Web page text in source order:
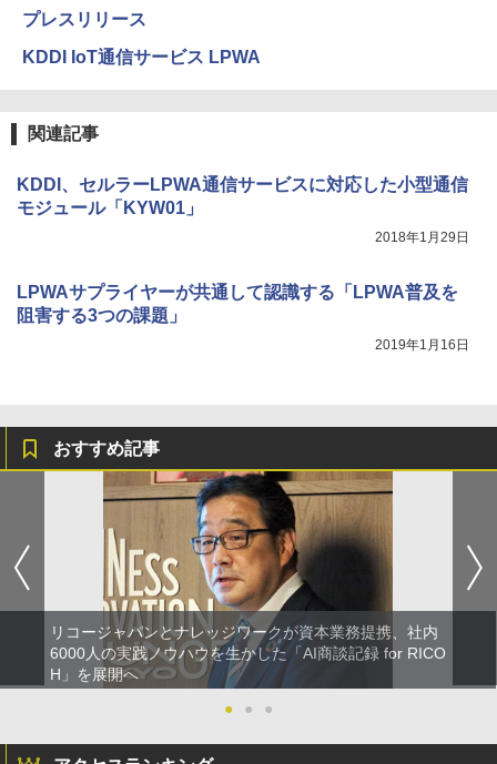
プレスリリース
KDDI IoT通信サービス LPWA
関連記事
KDDI、セルラーLPWA通信サービスに対応した小型通信
モジュール「KYW01」
2018年1月29日
LPWAサプライヤーが共通して認識する「LPWA普及を
阻害する3つの課題」
2019年1月16日
おすすめ記事
リコージャパンとナレッジワークが資本業務提携、社内
6000人の実践ノウハウを生かした「AI商談記録 for RICO
H」を展開へ
●
● ●